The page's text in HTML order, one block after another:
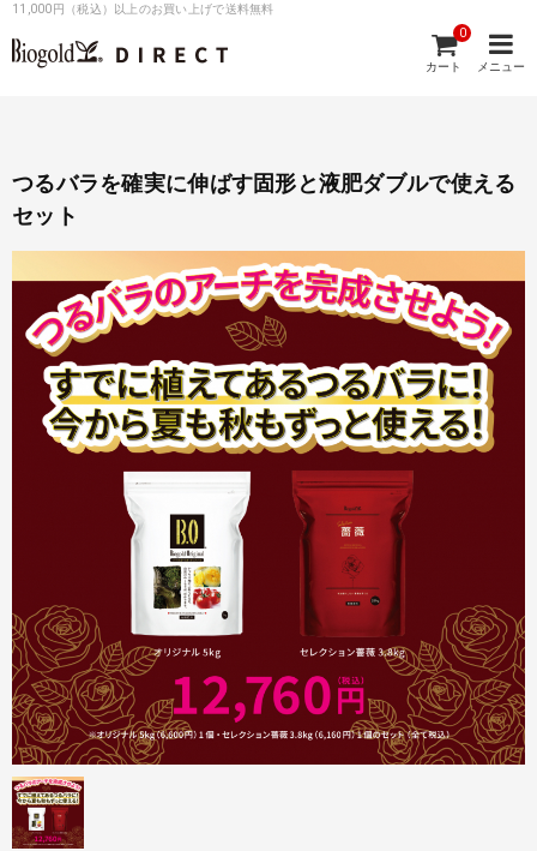
11,000円（税込）以上のお買い上げで送料無料
カート
0
メニュー
つるバラを確実に伸ばす固形と液肥ダブルで使える
セット